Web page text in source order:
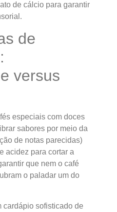
de cálcio para garantir
de
versus
especiais com doces
sabores por meio da
de notas parecidas)
acidez para cortar a
que nem o café
o paladar um do
cardápio sofisticado de